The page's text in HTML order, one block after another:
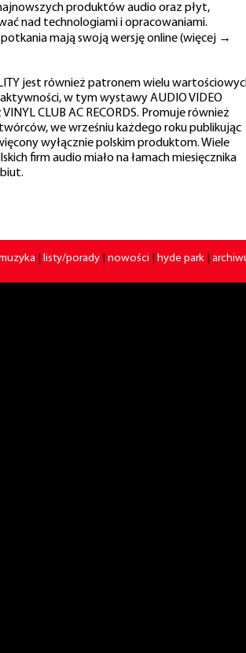
produktów audio oraz płyt,
nad technologiami i opracowaniami.
mają swoją wersję online (więcej →
jest również patronem wielu
w tym wystawy AUDIO VIDEO
CLUB AC RECORDS. Promuje również
we wrześniu każdego roku publikując
wyłącznie polskim produktom. Wiele
firm audio miało na łamach miesięcznika
listy/porady nowości hyde park